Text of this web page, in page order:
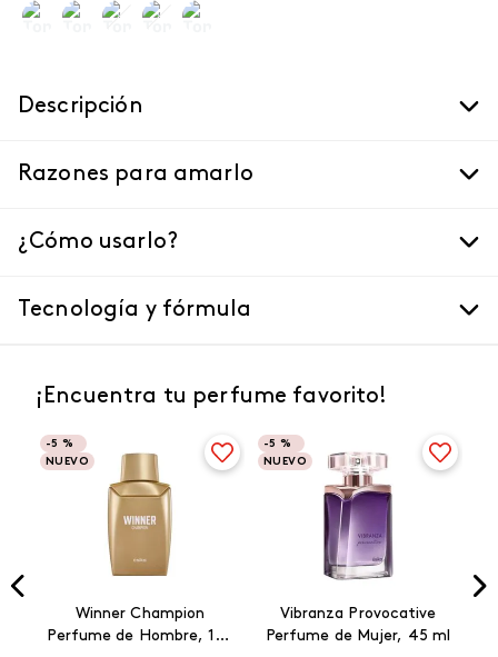
Descripción
Razones para amarlo
¿Cómo usarlo?
Tecnología y fórmula
¡Encuentra tu perfume favorito!
-5 %
NUEVO
Winner Champion
Perfume de Hombre, 100
-5 %
NUEVO
Vibranza Provocative
Perfume de Mujer, 45 ml